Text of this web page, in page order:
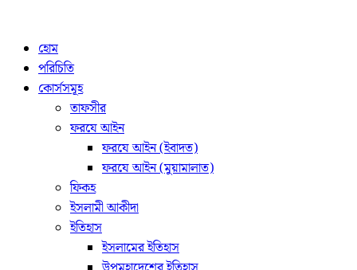
হোম
পরিচিতি
কোর্সসমূহ
তাফসীর
ফরযে আইন
ফরযে আইন (ইবাদত)
ফরযে আইন (মুয়ামালাত)
ফিকহ
ইসলামী আকীদা
ইতিহাস
ইসলামের ইতিহাস